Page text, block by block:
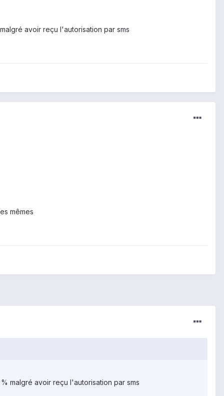
avoir reçu l'autorisation par sms
mêmes
malgré avoir reçu l'autorisation par sms